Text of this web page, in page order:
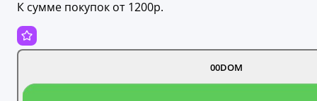
К сумме покупок от 1200р.
00DOM